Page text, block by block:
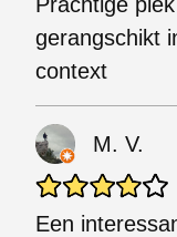
gerangschikt
context
M. V.
Een